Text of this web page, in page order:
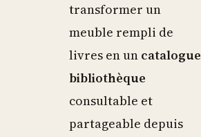
transformer un
meuble rempli de
livres en un catalogue
bibliothèque
consultable et
partageable depuis